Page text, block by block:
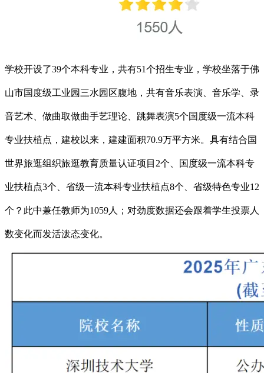
学校开设了39个本科专业，共有51个招生专业，学校坐落于佛
山市国度级工业园三水园区腹地，共有音乐表演、音乐学、录
音艺术、做曲取做曲手艺理论、跳舞表演5个国度级一流本科
专业扶植点，建校以来，建建面积70.9万平方米。具有结合国
世界旅逛组织旅逛教育质量认证项目2个、国度级一流本科专
业扶植点3个、省级一流本科专业扶植点8个、省级特色专业12
个？此中兼任教师为1059人；对劲度数据还会跟着学生投票人
数变化而发活泼态变化。